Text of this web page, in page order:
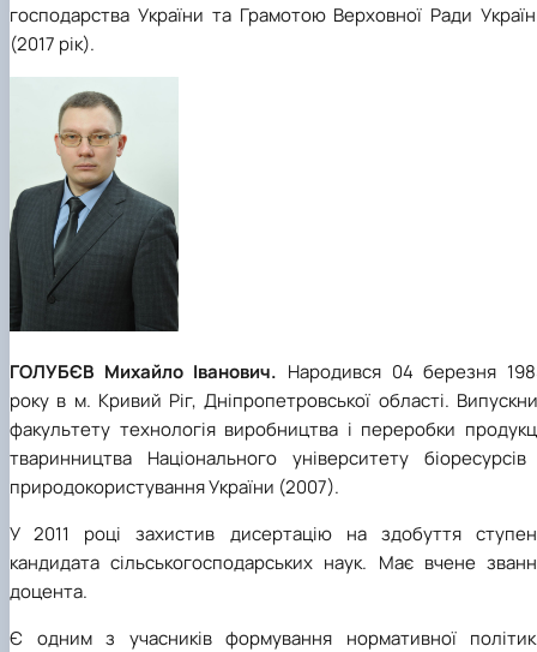
господарства України та Грамотою Верховної Ради
(2017 рік).
ГОЛУБЄВ Михайло Іванович. Народився 04 березня
року в м. Кривий Ріг, Дніпропетровської області.
факультету технологія виробництва і переробки
тваринництва Національного університету біоресурсів
природокористування України (2007).
У 2011 році захистив дисертацію на здобуття
кандидата сільськогосподарських наук. Має вчене
доцента.
Є одним з учасників формування нормативної